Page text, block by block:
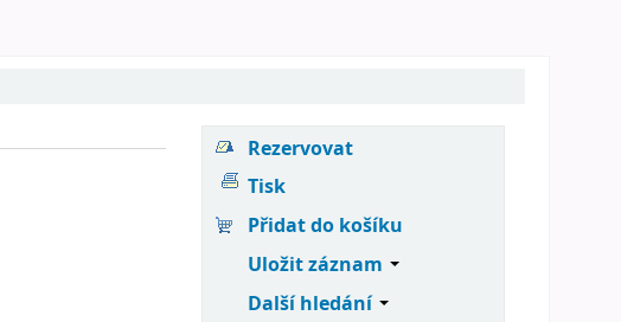
Rezervovat
Tisk
Přidat do košíku
Uložit záznam
Další hledání